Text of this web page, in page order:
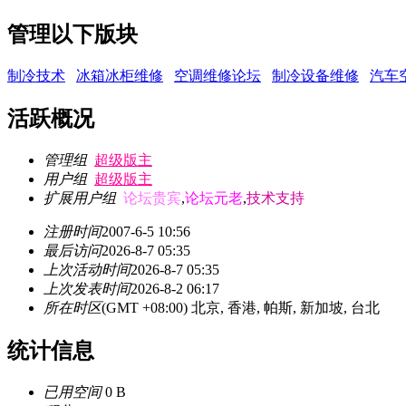
管理以下版块
制冷技术 冰箱冰柜维修 空调维修论坛 制冷设备维修 汽车
活跃概况
管理组 超级版主
用户组 超级版主
扩展用户组 论坛贵宾,论坛元老,技术支持
注册时间2007-6-5 10:56
最后访问2026-8-7 05:35
上次活动时间2026-8-7 05:35
上次发表时间2026-8-2 06:17
所在时区(GMT +08:00) 北京, 香港, 帕斯, 新加坡, 台北
统计信息
已用空间0 B